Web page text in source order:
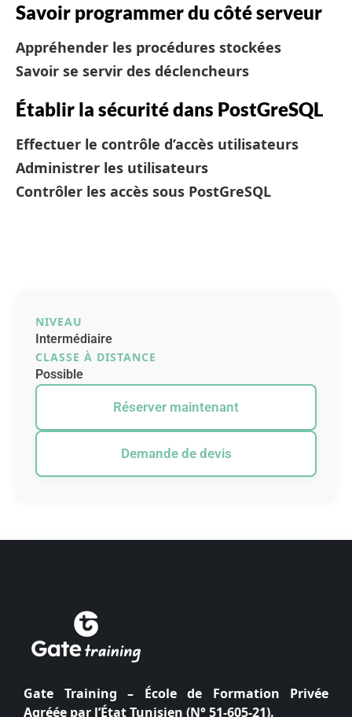
Savoir programmer du côté serveur
Appréhender les procédures stockées
Savoir se servir des déclencheurs
Établir la sécurité dans PostGreSQL
Effectuer le contrôle d’accès utilisateurs
Administrer les utilisateurs
Contrôler les accès sous PostGreSQL
NIVEAU
Intermédiaire
CLASSE À DISTANCE
Possible
Réserver maintenant
Demande de devis
Gate Training – École de Formation Privée
Agréée par l’État Tunisien (N° 51-605-21).